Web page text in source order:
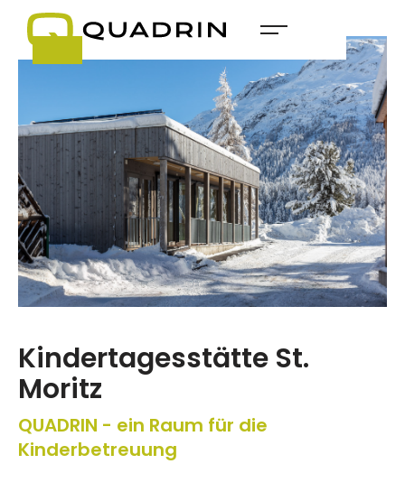
Kindertagesstätte St.
Moritz
QUADRIN - ein Raum für die
Kinderbetreuung